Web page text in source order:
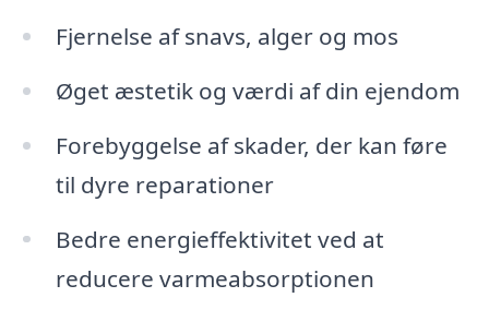
Fjernelse af snavs, alger og mos
Øget æstetik og værdi af din ejendom
Forebyggelse af skader, der kan føre
til dyre reparationer
Bedre energieffektivitet ved at
reducere varmeabsorptionen